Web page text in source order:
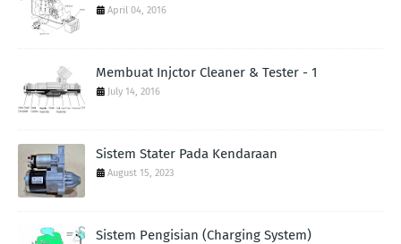
April 04, 2016
Membuat Injctor Cleaner & Tester - 1
July 14, 2016
Sistem Stater Pada Kendaraan
August 15, 2023
Sistem Pengisian (Charging System)